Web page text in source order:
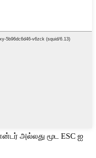
அல்லது மூட ESC ஐ